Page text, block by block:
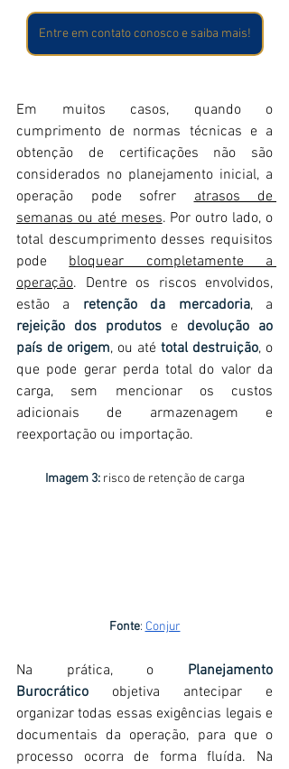
Entre em contato conosco e saiba mais!
Em muitos casos, quando o
cumprimento de normas técnicas e a
obtenção de certificações não são
considerados no planejamento inicial, a
operação pode sofrer atrasos de
semanas ou até meses. Por outro lado, o
total descumprimento desses requisitos
pode bloquear completamente a
operação. Dentre os riscos envolvidos,
estão a retenção da mercadoria
rejeição dos produtos e devolução ao
país de origem, ou até total destruição, o
que pode gerar perda total do valor da
carga, sem mencionar os custos
adicionais de armazenagem e
reexportação ou importação.
Imagem 3: risco de retenção de carga
Fonte: Conjur
Na prática, o Planejamento
Burocrático objetiva antecipar e
organizar todas essas exigências legais e
documentais da operação, para que o